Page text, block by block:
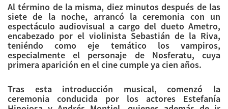
Al término de la misma, diez minutos después de las
siete de la noche, arrancó la ceremonia con un
espectáculo audiovisual a cargo del dueto Ametro,
encabezado por el violinista Sebastián de la Riva,
teniéndo como eje temático los vampiros,
especialmente el personaje de Nosferatu, cuya
primera aparición en el cine cumple ya cien años.
Tras esta introducción musical, comenzó la
ceremonia conducida por los actores Estefanía